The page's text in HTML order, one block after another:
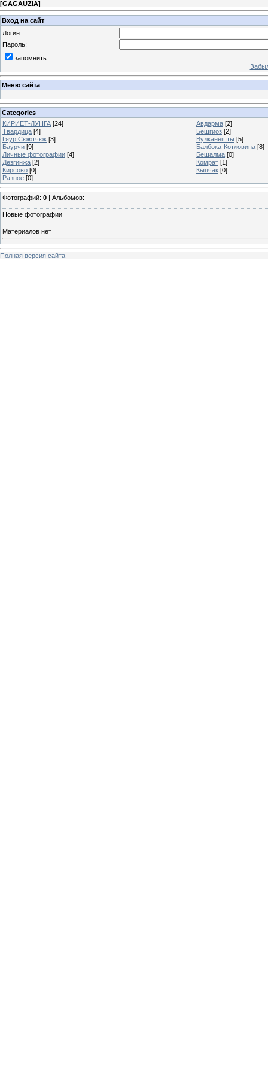
[GAGAUZIA]
Вход на сайт
Логин:
Пароль:
запомнить
Меню сайта
Categories
КИРИЕТ-ЛУНГА [24] Авдарма [2]
Твардица [4] Бешгиоз [2]
Гяур Сюютчюк [3] Вулканешты [5]
Баурчи [9] Балбока-Котловина [8]
Личные фотографии [4] Бешалма [0]
Дезгинжа [2] Комрат [1]
Кирсово [0] Кыпчак [0]
Разное [0]
Фотографий: 0 | Альбомов:
Новые фотографии
Материалов нет
Полная версия сайта